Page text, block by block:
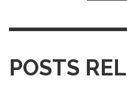
POSTS